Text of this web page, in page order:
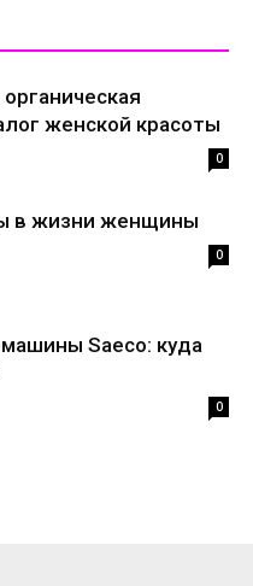
женской красоты
0
в жизни женщины
0
Saeco: куда
0